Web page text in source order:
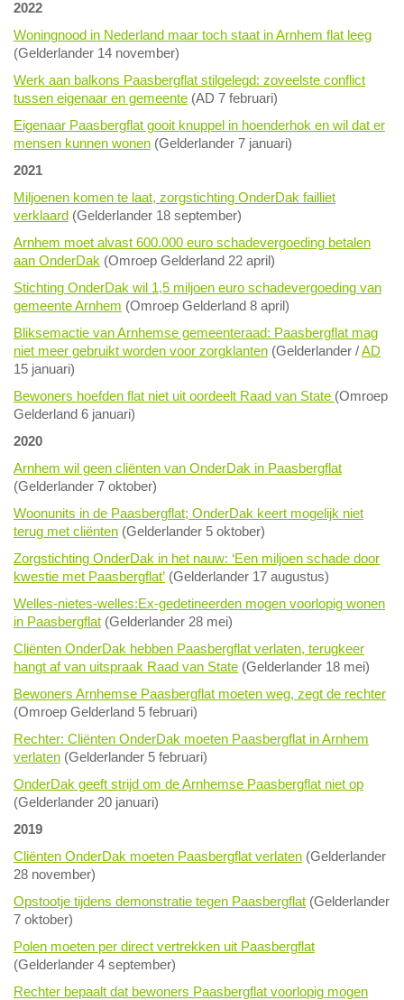
2022
Woningnood in Nederland maar toch staat in Arnhem flat leeg
(Gelderlander 14 november)
Werk aan balkons Paasbergflat stilgelegd: zoveelste conflict
tussen eigenaar en gemeente (AD 7 februari)
Eigenaar Paasbergflat gooit knuppel in hoenderhok en wil dat er
mensen kunnen wonen (Gelderlander 7 januari)
2021
Miljoenen komen te laat, zorgstichting OnderDak failliet
verklaard (Gelderlander 18 september)
Arnhem moet alvast 600.000 euro schadevergoeding betalen
aan OnderDak (Omroep Gelderland 22 april)
Stichting OnderDak wil 1,5 miljoen euro schadevergoeding van
gemeente Arnhem (Omroep Gelderland 8 april)
Bliksemactie van Arnhemse gemeenteraad: Paasbergflat mag
niet meer gebruikt worden voor zorgklanten (Gelderlander /AD
15 januari)
Bewoners hoefden flat niet uit oordeelt Raad van State (Omroep
Gelderland 6 januari)
2020
Arnhem wil geen cliënten van OnderDak in Paasbergflat
(Gelderlander 7 oktober)
Woonunits in de Paasbergflat; OnderDak keert mogelijk niet
terug met cliënten (Gelderlander 5 oktober)
Zorgstichting OnderDak in het nauw: ‘Een miljoen schade door
kwestie met Paasbergflat’ (Gelderlander 17 augustus)
Welles-nietes-welles:Ex-gedetineerden mogen voorlopig wonen
in Paasbergflat (Gelderlander 28 mei)
Cliënten OnderDak hebben Paasbergflat verlaten, terugkeer
hangt af van uitspraak Raad van State (Gelderlander 18 mei)
Bewoners Arnhemse Paasbergflat moeten weg, zegt de rechter
(Omroep Gelderland 5 februari)
Rechter: Cliënten OnderDak moeten Paasbergflat in Arnhem
verlaten (Gelderlander 5 februari)
OnderDak geeft strijd om de Arnhemse Paasbergflat niet op
(Gelderlander 20 januari)
2019
Cliënten OnderDak moeten Paasbergflat verlaten (Gelderlander
28 november)
Opstootje tijdens demonstratie tegen Paasbergflat (Gelderlander
7 oktober)
Polen moeten per direct vertrekken uit Paasbergflat
(Gelderlander 4 september)
Rechter bepaalt dat bewoners Paasbergflat voorlopig mogen